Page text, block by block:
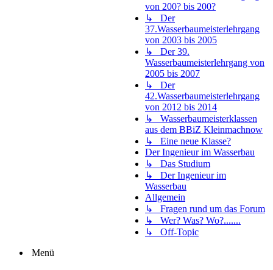
von 200? bis 200?
↳ Der
37.Wasserbaumeisterlehrgang
von 2003 bis 2005
↳ Der 39.
Wasserbaumeisterlehrgang von
2005 bis 2007
↳ Der
42.Wasserbaumeisterlehrgang
von 2012 bis 2014
↳ Wasserbaumeisterklassen
aus dem BBiZ Kleinmachnow
↳ Eine neue Klasse?
Der Ingenieur im Wasserbau
↳ Das Studium
↳ Der Ingenieur im
Wasserbau
Allgemein
↳ Fragen rund um das Forum
↳ Wer? Was? Wo?.......
↳ Off-Topic
Menü